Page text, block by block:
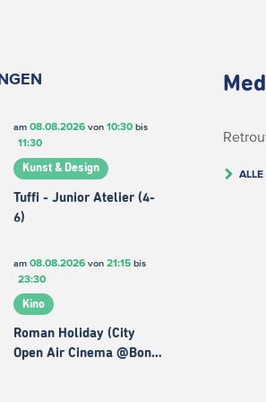
am 08.08.2026von 10:30bis
11:30
Kunst & Design
Tuffi - Junior Atelier (4-
6)
am 08.08.2026von 21:15bis
23:30
Kino
Roman Holiday (City
Open Air Cinema @Bon…